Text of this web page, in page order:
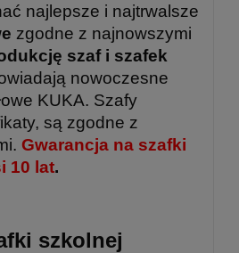
najlepsze i najtrwalsze
zgodne z najnowszymi
szaf i szafek
nowoczesne
KUKA. Szafy
są zgodne z
Gwarancja na szafki
10 lat.
szkolnej